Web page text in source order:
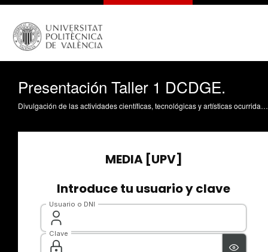
Presentación Taller 1 DCDGE.
Divulgación de las actividades científicas, tecnológicas y artísticas ocurridas en los tres campus de la UPV